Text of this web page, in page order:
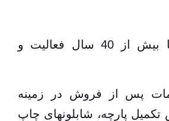
مانا شگرد پایا با بیش از 40 سال فعالیت و
پس از فروش در زمینه
پارچه، شابلونهای چاپ